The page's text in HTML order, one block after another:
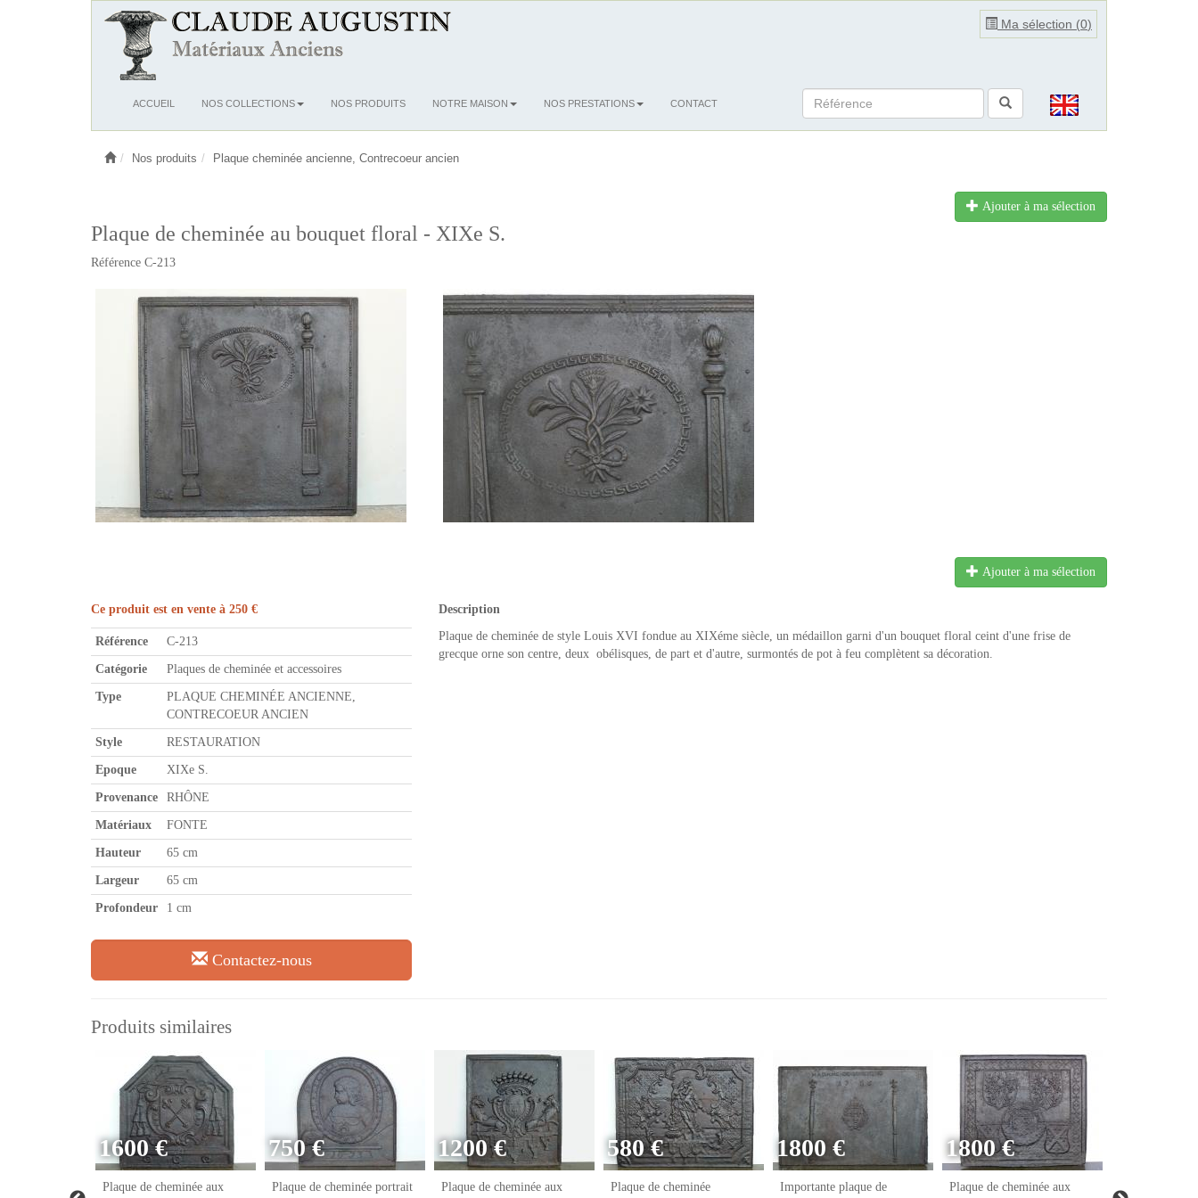
Ma sélection (0)
OuvrirACCUEIL NOS COLLECTIONS NOS PRODUITS NOTRE MAISON NOS PRESTATIONS CONTACT
Nos produits Plaque cheminée ancienne, Contrecoeur ancien
Ajouter à ma sélection
Plaque de cheminée au bouquet floral - XIXe S.
Référence C-213
Ajouter à ma sélection
Ce produit est en vente à 250 €
Référence C-213
Catégorie Plaques de cheminée et accessoires
Type
PLAQUE CHEMINÉE ANCIENNE,
CONTRECOEUR ANCIEN
Style RESTAURATION
Epoque XIXe S.
Provenance RHÔNE
Matériaux FONTE
Hauteur 65 cm
Largeur 65 cm
Profondeur 1 cm
Contactez-nous
Description
Plaque de cheminée de style Louis XVI fondue au XIXéme siècle, un médaillon garni d'un bouquet floral ceint d'une frise de
grecque orne son centre, deux obélisques, de part et d'autre, surmontés de pot à feu complètent sa décoration.
Produits similaires
1600 €
Plaque de cheminée aux
750 €
Plaque de cheminée portrait
1200 €
Plaque de cheminée aux
580 €
Plaque de cheminée
1800 €
Importante plaque de
1800 €
Plaque de cheminée aux Plaque de